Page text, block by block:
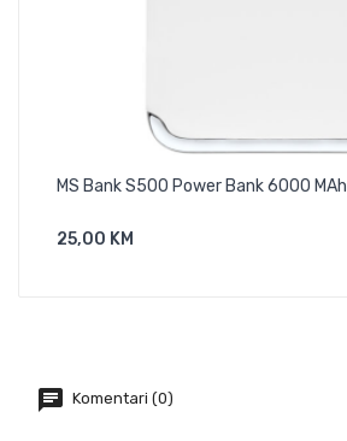
MS Bank S500 Power Bank 6000 MAh
25,00 KMDodaj U Košaricu
Komentari (0)